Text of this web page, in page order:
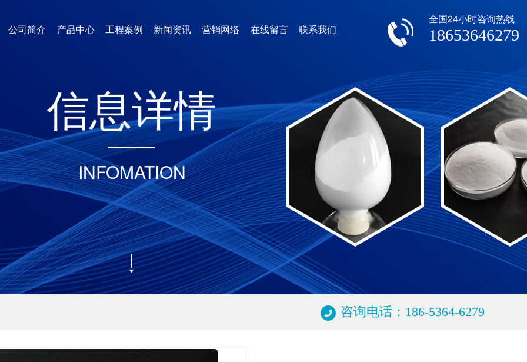
公司简介 产品中心 工程案例 新闻资讯 营销网络 在线留言 联系我们
全国24小时咨询热线
18653646279
信息详情
INFOMATION
咨询电话：186-5364-6279